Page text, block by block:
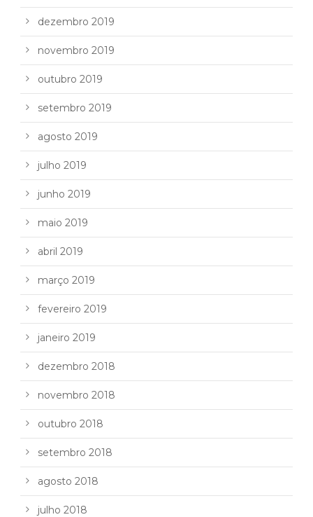
dezembro 2019
novembro 2019
outubro 2019
setembro 2019
agosto 2019
julho 2019
junho 2019
maio 2019
abril 2019
março 2019
fevereiro 2019
janeiro 2019
dezembro 2018
novembro 2018
outubro 2018
setembro 2018
agosto 2018
julho 2018